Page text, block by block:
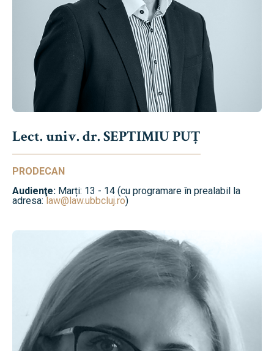
Lect. univ. dr. SEPTIMIU PUȚ
PRODECAN
Audienţe: Marți: 13 - 14 (cu programare în prealabil la
adresa:law@law.ubbcluj.ro)